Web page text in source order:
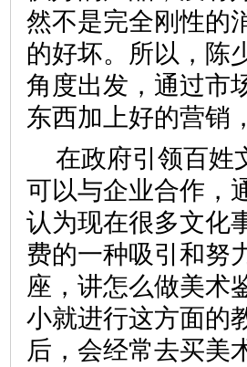
然不是完全刚性的
的好坏。所以，陈
角度出发，通过市
东西加上好的营
在政府引领百姓
可以与企业合作，
认为现在很多文化
费的一种吸引和努
座，讲怎么做美术
小就进行这方面的
后，会经常去买美